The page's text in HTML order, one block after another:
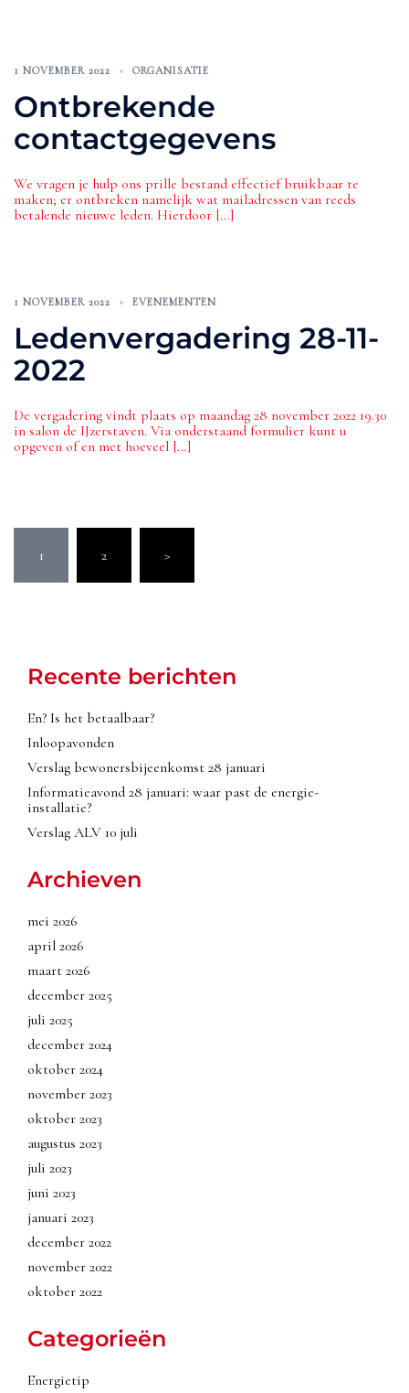
1 NOVEMBER 2022 ORGANISATIE
Ontbrekende
contactgegevens
We vragen je hulp ons prille bestand effectief bruikbaar te
maken; er ontbreken namelijk wat mailadressen van reeds
betalende nieuwe leden. Hierdoor […]
1 NOVEMBER 2022 EVENEMENTEN
Ledenvergadering 28-11-
2022
De vergadering vindt plaats op maandag 28 november 2022 19.30
in salon de IJzerstaven. Via onderstaand formulier kunt u
opgeven of en met hoeveel […]
1 2 >
Recente berichten
En? Is het betaalbaar?
Inloopavonden
Verslag bewonersbijeenkomst 28 januari
Informatieavond 28 januari: waar past de energie-
installatie?
Verslag ALV 10 juli
Archieven
mei 2026
april 2026
maart 2026
december 2025
juli 2025
december 2024
oktober 2024
november 2023
oktober 2023
augustus 2023
juli 2023
juni 2023
januari 2023
december 2022
november 2022
oktober 2022
Categorieën
Energietip